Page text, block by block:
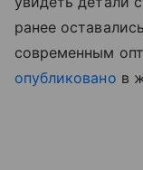
ранее
современным
опубликовано в